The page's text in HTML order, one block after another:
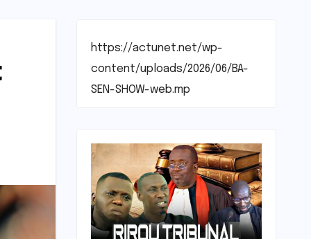
https://actunet.net/wp-
content/uploads/2026/06/BA-
SEN-SHOW-web.mp